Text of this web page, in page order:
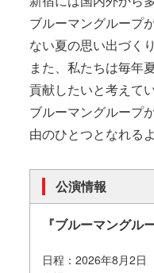
ブルーマングループ
ない夏の思い出づく
また、私たちは毎年
貢献したいと考えてい
ブルーマングループ
由のひとつとなれる
公演情報
『ブルーマングル
日程：2026年8月2日